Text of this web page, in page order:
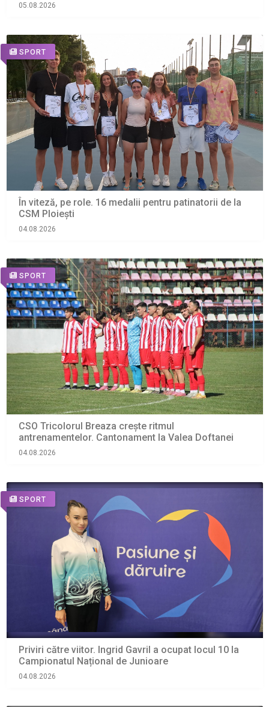
05.08.2026
SPORT
În viteză, pe role. 16 medalii pentru patinatorii de la
CSM Ploiești
04.08.2026
SPORT
CSO Tricolorul Breaza crește ritmul
antrenamentelor. Cantonament la Valea Doftanei
04.08.2026
SPORT
Priviri către viitor. Ingrid Gavril a ocupat locul 10 la
Campionatul Național de Junioare
04.08.2026